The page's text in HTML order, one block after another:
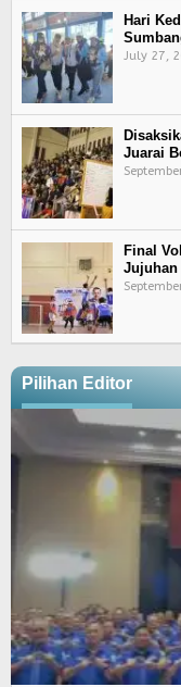
Hari
July 27,
Juarai
Final
Jujuhan
Pilihan Editor